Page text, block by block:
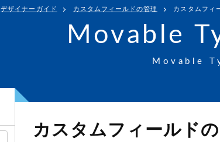
デザイナーガイド カスタムフィールドの管理 カスタムフィ
Movable
Movable
カスタムフィールド